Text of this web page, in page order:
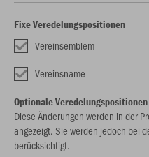
Fixe Veredelungspositionen
Vereinsemblem
Vereinsname
Optionale Veredelungspositionen
Diese Änderungen werden in der
angezeigt. Sie werden jedoch bei
berücksichtigt.